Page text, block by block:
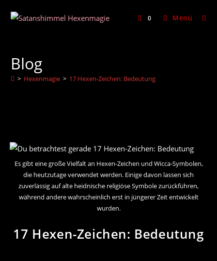
Inhalt
0 Menü
Blog
> Hexenmagie > 17 Hexen-Zeichen: Bedeutung
Es gibt eine große Vielfalt an Hexen-Zeichen und Wicca-Symbolen,
die heutzutage verwendet werden. Einige davon lassen sich
zuverlässig auf alte heidnische religiöse Symbole zurückführen,
während andere wahrscheinlich erst in jüngerer Zeit entwickelt
wurden.
17 Hexen-Zeichen: Bedeutung